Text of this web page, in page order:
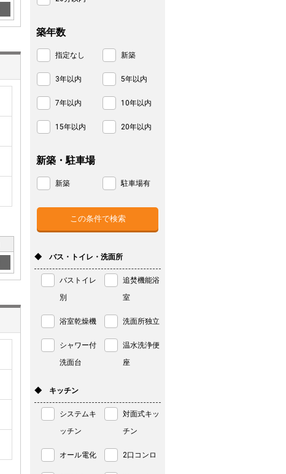
築年数
指定なし 新築
3年以内 5年以内
7年以内 10年以内
15年以内 20年以内
新築・駐車場
新築 駐車場有
◆ バス・トイレ・洗面所
バストイレ
別
追焚機能浴
室
浴室乾燥機 洗面所独立
シャワー付
洗面台
温水洗浄便
座
◆ キッチン
システムキ
ッチン
対面式キッ
チン
オール電化 2口コンロ